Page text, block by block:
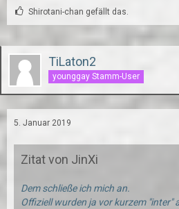
Shirotani-chan gefällt das.
TiLaton2
younggay Stamm-User
5. Januar 2019
Zitat von JinXi
Dem schließe ich mich an.
Offiziell wurden ja vor kurzem "inter"